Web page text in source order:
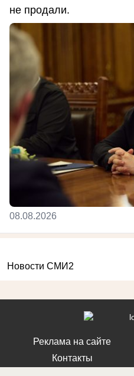
не продали.
08.08.2026
Новости СМИ2
Реклама на сайте
Контакты